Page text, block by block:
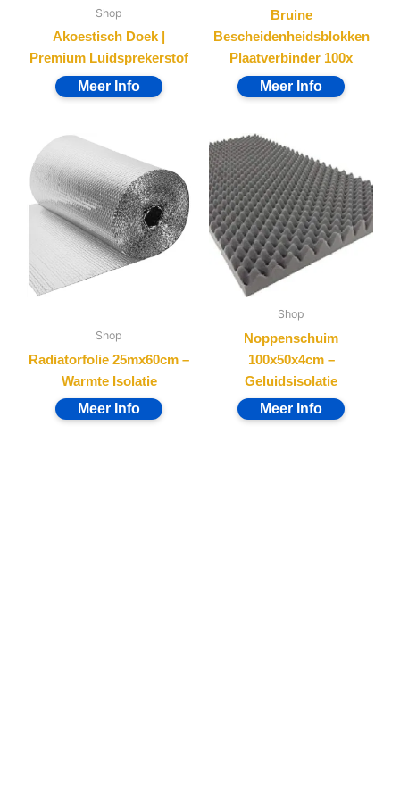
Shop
Akoestisch Doek |
Premium Luidsprekerstof
Bruine
Bescheidenheidsblokken
Plaatverbinder 100x
Shop
Radiatorfolie 25mx60cm –
Warmte Isolatie
Shop
Noppenschuim
100x50x4cm –
Geluidsisolatie